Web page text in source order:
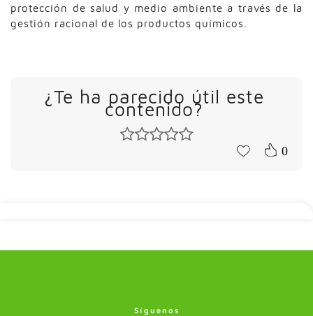
protección de salud y medio ambiente a través de la
gestión racional de los productos químicos.
¿Te ha parecido útil este
contenido?
0
Síguenos